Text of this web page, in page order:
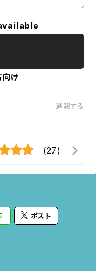
向け
通報する
(27)
ポスト